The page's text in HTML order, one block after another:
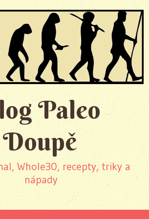
Paleo
Doupě
Whole30, recepty, triky a
nápady